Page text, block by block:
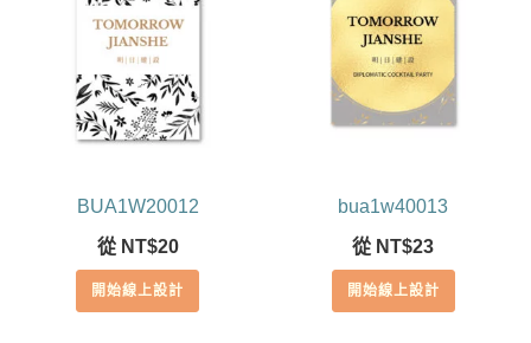
BUA1W20012
從 NT$20
開始線上設計
bua1w40013
從 NT$23
開始線上設計